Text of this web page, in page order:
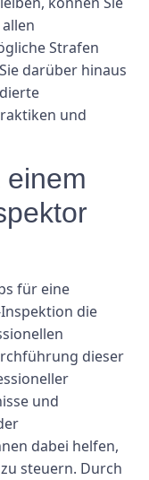
Strafen
darüber hinaus
und
einem
für eine
die
dieser
und
dabei helfen,
steuern. Durch